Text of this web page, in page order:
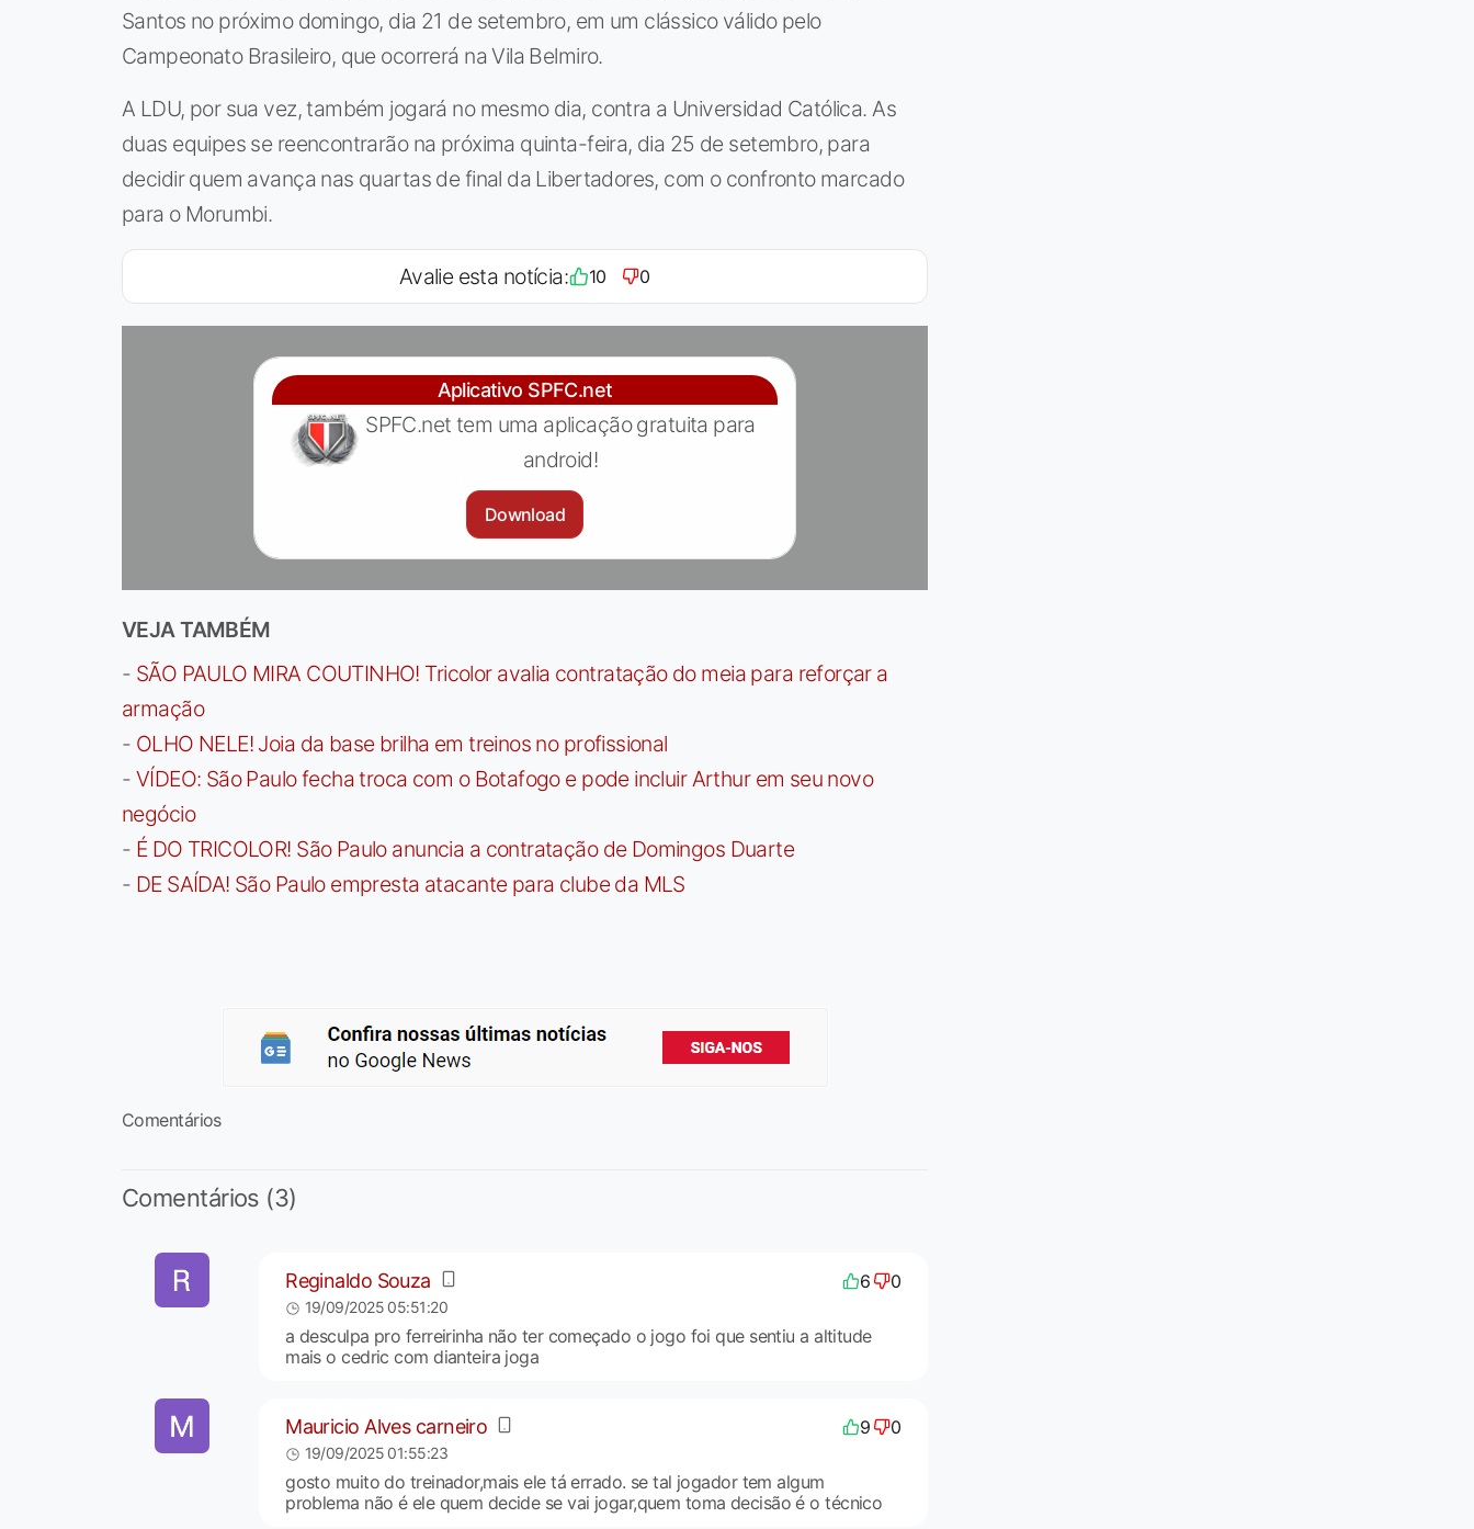
Santos no próximo domingo, dia 21 de setembro, em um clássico válido pelo
Campeonato Brasileiro, que ocorrerá na Vila Belmiro.
A LDU, por sua vez, também jogará no mesmo dia, contra a Universidad Católica. As
duas equipes se reencontrarão na próxima quinta-feira, dia 25 de setembro, para
decidir quem avança nas quartas de final da Libertadores, com o confronto marcado
para o Morumbi.
Avalie esta notícia: 10 0
Aplicativo SPFC.net
SPFC.net tem uma aplicação gratuita para
android!
Download
VEJA TAMBÉM
- SÃO PAULO MIRA COUTINHO! Tricolor avalia contratação do meia para reforçar a
armação
- OLHO NELE! Joia da base brilha em treinos no profissional
- VÍDEO: São Paulo fecha troca com o Botafogo e pode incluir Arthur em seu novo
negócio
- É DO TRICOLOR! São Paulo anuncia a contratação de Domingos Duarte
- DE SAÍDA! São Paulo empresta atacante para clube da MLS
Comentários
Comentários (3)
Reginaldo Souza 6 0
19/09/2025 05:51:20
a desculpa pro ferreirinha não ter começado o jogo foi que sentiu a altitude
mais o cedric com dianteira joga
Mauricio Alves carneiro 9 0
19/09/2025 01:55:23
gosto muito do treinador,mais ele tá errado. se tal jogador tem algum
problema não é ele quem decide se vai jogar,quem toma decisão é o técnico